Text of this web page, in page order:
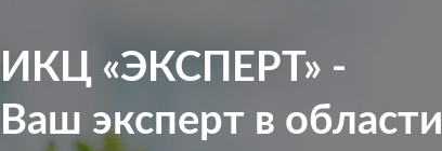
ИКЦ «ЭКСПЕРТ» -
Ваш эксперт в области